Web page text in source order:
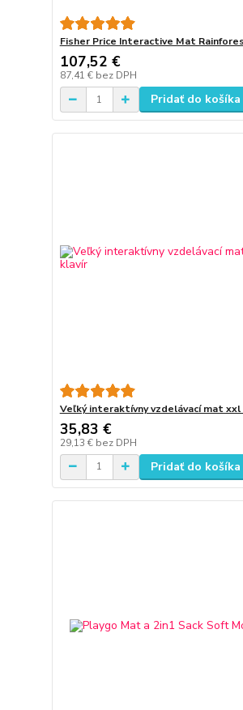
Fisher Price Interactive Mat
107,52 €
87,41 € bez DPH
Pridať do košíka
Veľký interaktívny vzdelávací mat xxl
35,83 €
29,13 € bez DPH
Pridať do košíka